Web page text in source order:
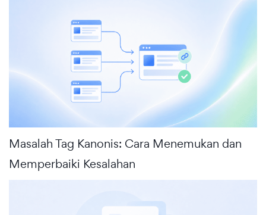
Masalah Tag Kanonis: Cara Menemukan dan
Memperbaiki Kesalahan